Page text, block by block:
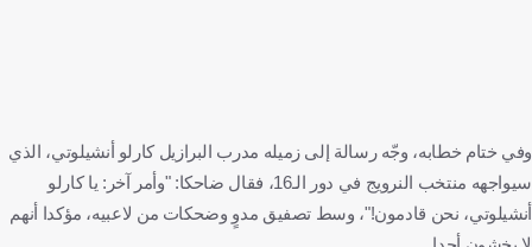
وفي ختام خطابه، وجّه رسالة إلى زميله مدرب البرازيل كارلو أنشيلوتي، الذي
سيواجهه منتخب النرويج في دور الـ16، فقال ضاحكا: "وأمر آخر: يا كارلو
أنشيلوتي، نحن قادمون!"، وسط تصفيق مدوٍ وضحكات من لاعبيه، مؤكدا أنهم